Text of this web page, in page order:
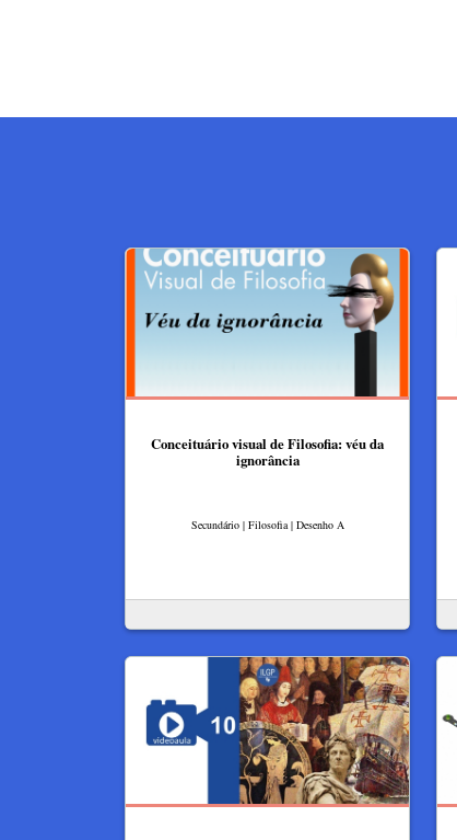
Conceituário visual de Filosofia: véu da
ignorância
Secundário | Filosofia | Desenho A